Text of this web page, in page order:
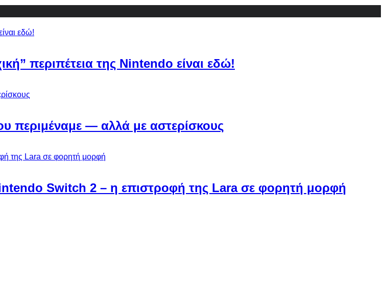
περιπέτεια της Nintendo είναι εδώ!
περιμέναμε — αλλά με αστερίσκους
Switch 2 – η επιστροφή της Lara σε φορητή μορφή